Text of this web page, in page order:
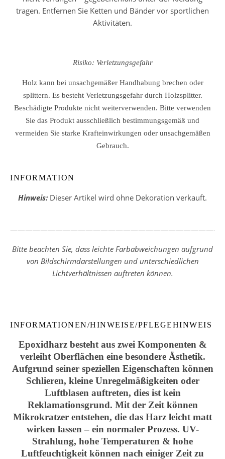
tragen. Entfernen Sie Ketten und Bänder vor sportlichen
Aktivitäten.
Risiko: Verletzungsgefahr
Holz kann bei unsachgemäßer Handhabung brechen oder
splittern. Es besteht Verletzungsgefahr durch Holzsplitter.
Beschädigte Produkte nicht weiterverwenden. Bitte verwenden
Sie das Produkt ausschließlich bestimmungsgemäß und
vermeiden Sie starke Krafteinwirkungen oder unsachgemäßen
Gebrauch.
INFORMATION
Hinweis: Dieser Artikel wird ohne Dekoration verkauft.
Bitte beachten Sie, dass leichte Farbabweichungen aufgrund
von Bildschirmdarstellungen und unterschiedlichen
Lichtverhältnissen auftreten können.
INFORMATIONEN/HINWEISE/PFLEGEHINWEIS
Epoxidharz besteht aus zwei Komponenten &
verleiht Oberflächen eine besondere Ästhetik.
Aufgrund seiner speziellen Eigenschaften können
Schlieren, kleine Unregelmäßigkeiten oder
Luftblasen auftreten, dies ist kein
Reklamationsgrund. Mit der Zeit können
Mikrokratzer entstehen, die das Harz leicht matt
wirken lassen – ein normaler Prozess. UV-
Strahlung, hohe Temperaturen & hohe
Luftfeuchtigkeit können nach einiger Zeit zu